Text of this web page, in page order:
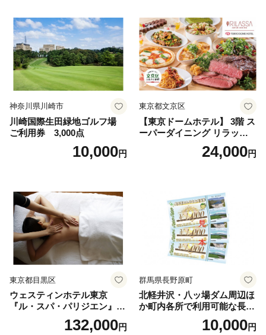
神奈川県川崎市
川崎国際生田緑地ゴルフ場
ご利用券 3,000点
10,000円
東京都文京区
【東京ドームホテル】 3階 ス
ーパーダイニング リラッサ
ランチブッフェ お食事券 大
人1名様分 関東 東京 ご利用
24,000円
東京都目黒区
ウェスティンホテル東京
『ル・スパ・パリジエン』選
べるボディセラピー90分/1名
132,000円
群馬県長野原町
北軽井沢・八ッ場ダム周辺ほ
か町内各所で利用可能な長野
原町ふるさと感謝券（3,000
円分）【トラベル 観光 旅行
10,000円